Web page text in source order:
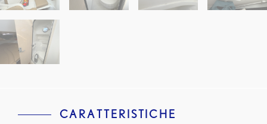
CARATTERISTICHE